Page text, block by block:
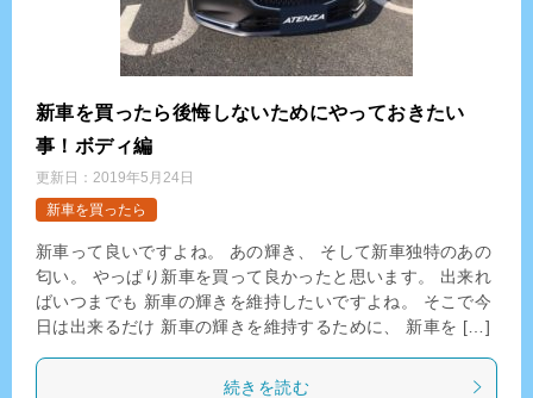
新車を買ったら後悔しないためにやっておきたい
事！ボディ編
更新日： 2019年5月24日
新車を買ったら
新車って良いですよね。 あの輝き、 そして新車独特のあの
匂い。 やっぱり新車を買って良かったと思います。 出来れ
ばいつまでも 新車の輝きを維持したいですよね。 そこで今
日は出来るだけ 新車の輝きを維持するために、 新車を […]
続きを読む